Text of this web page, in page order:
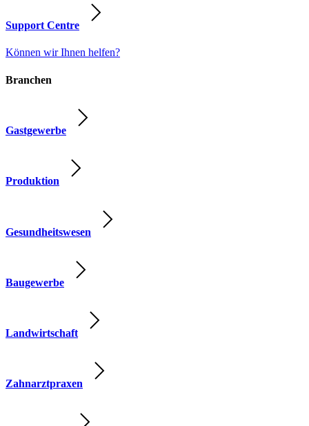
Support Centre
Können wir Ihnen helfen?
Branchen
Gastgewerbe
Produktion
Gesundheitswesen
Baugewerbe
Landwirtschaft
Zahnarztpraxen